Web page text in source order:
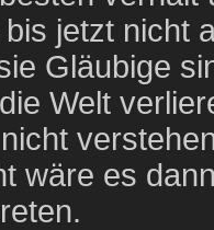
jetzt nicht
Gläubige
Welt
wäre es